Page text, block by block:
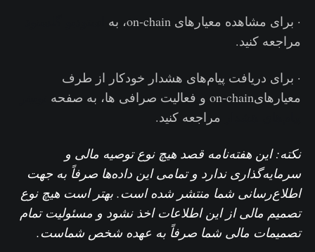
· برای مشاهده معیارهای on-chain، به
مراجعه کنید.
· برای دریافت پیام‌های هشدار خودکار از طرف
معیارهایon-chain و فعالیت‌ صرافی ها، به صفحه
مراجعه کنید.
نکته: این هفته‌نامه قصد هیچ نوع توصیه مالی و
سرمایه‌گذاری ندارد و تمامی این داده‌ها صرفاً به جهت
اطلاع‌رسانی شما منتشر شده است. بهتر است هیچ نوع
تصمیم مالی از این اطلاعات اخذ نشود و مسئولیت تمام
تصمیمات مالی شما صرفاً به عهده شخص شماست.